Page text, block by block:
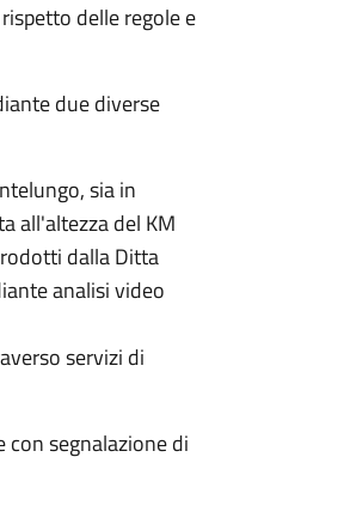
delle regole e
due diverse
sia in
all'altezza del KM
dalla Ditta
analisi video
servizi di
segnalazione di